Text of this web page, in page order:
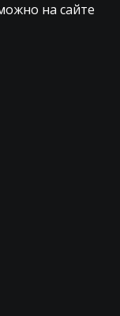
на сайте